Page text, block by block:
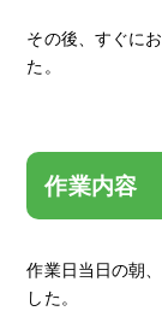
その後、すぐに
た。
作業内容
作業日当日の朝
した。